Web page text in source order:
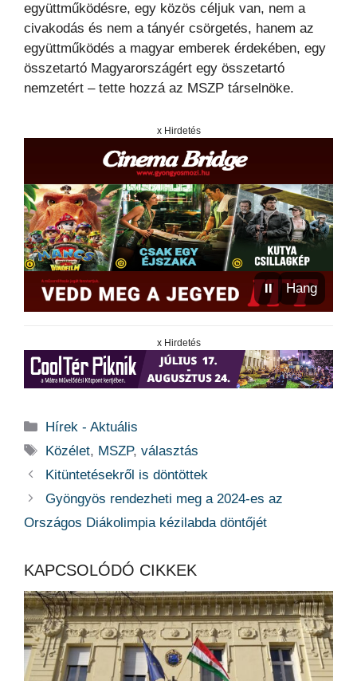
együttműködésre, egy közös céljuk van, nem a
civakodás és nem a tányér csörgetés, hanem az
együttműködés a magyar emberek érdekében, egy
összetartó Magyarországért egy összetartó
nemzetért – tette hozzá az MSZP társelnöke.
x Hirdetés
⏸ Hang
x Hirdetés
Kategória
Hírek - Aktuális
Címkék
Közélet, MSZP,választás
Kitüntetésekről is döntöttek
Gyöngyös rendezheti meg a 2024-es az
Országos Diákolimpia kézilabda döntőjét
KAPCSOLÓDÓ CIKKEK